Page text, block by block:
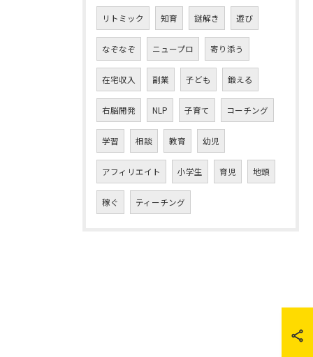
リトミック 知育 謎解き 遊び
なぞなぞ ニュープロ 寄り添う
在宅収入 副業 子ども 鍛える
右脳開発 NLP 子育て コーチング
学習 相談 教育 幼児
アフィリエイト 小学生 育児 地頭
稼ぐ ティーチング